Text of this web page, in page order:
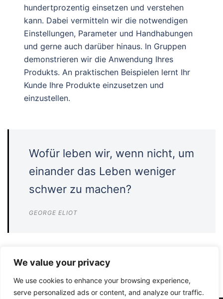
We value your privacy
We use cookies to enhance your browsing experience,
serve personalized ads or content, and analyze our traffic.
hundertprozentig einsetzen und verstehen
kann. Dabei vermitteln wir die notwendigen
Einstellungen, Parameter und Handhabungen
und gerne auch darüber hinaus. In Gruppen
demonstrieren wir die Anwendung Ihres
Produkts. An praktischen Beispielen lernt Ihr
Kunde Ihre Produkte einzusetzen und
einzustellen.
Wofür leben wir, wenn nicht, um
einander das Leben weniger
schwer zu machen?
GEORGE ELIOT